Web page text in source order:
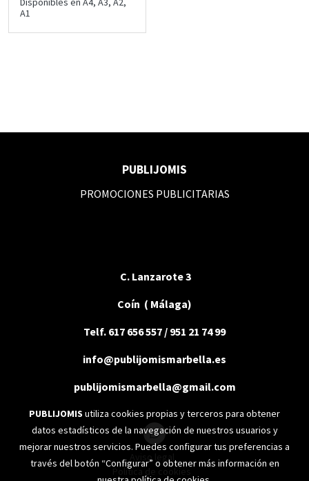
A1
PUBLIJOMIS
PROMOCIONES PUBLICITARIAS
C. Lanzarote 3
Coín ( Málaga)
Telf. 617 656 557 / 951 21 74 99
info@publijomismarbella.es
publijomismarbella@gmail.com
Aviso legal
Política de cookies
PUBLIJOMIS utiliza cookies propias y terceros para obtener
datos estadísticos de la navegación de nuestros usuarios y
mejorar nuestros servicios. Puedes configurar tus preferencias a
través del botón “Configurar” o obtener más información en